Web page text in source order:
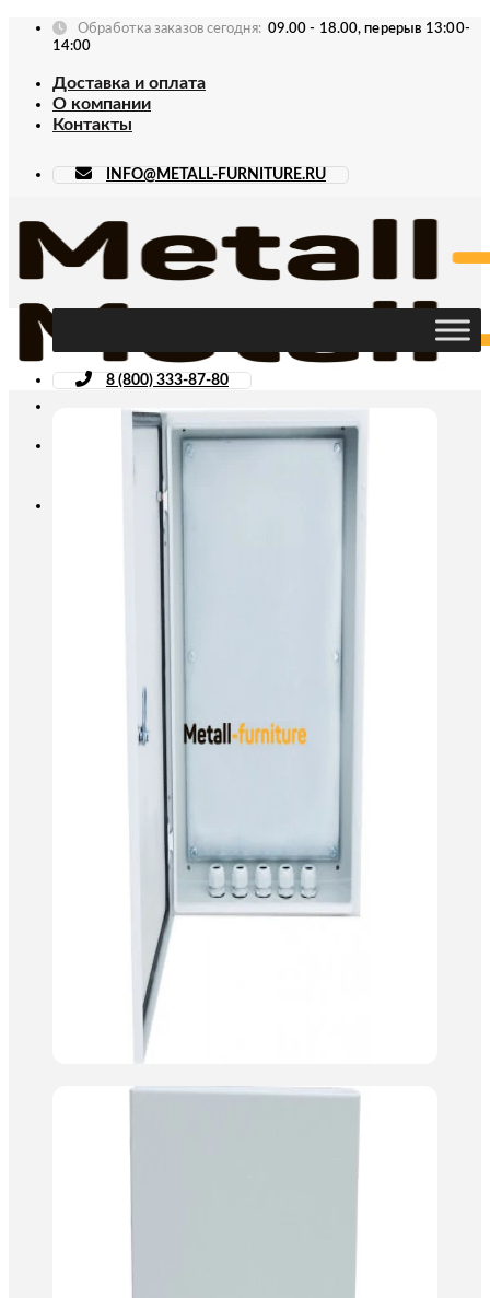
Skip
Обработка заказов сегодня: 09.00 - 18.00, перерыв 13:00-
14:00
Доставка и оплата
О компании
Контакты
INFO@METALL-FURNITURE.RU
8 (800) 333-87-80